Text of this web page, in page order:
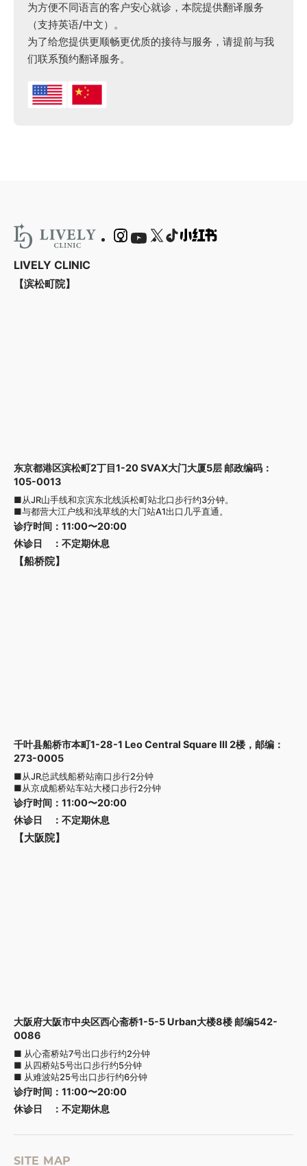
为方便不同语言的客户安心就诊，本院提供翻译服务
（支持英语/中文）。
为了给您提供更顺畅更优质的接待与服务，请提前与我
们联系预约翻译服务。
LIVELY CLINIC
【滨松町院】
东京都港区滨松町2丁目1-20 SVAX大门大厦5层 邮政编码：
105-0013
■从JR山手线和京滨东北线浜松町站北口步行约3分钟。
■与都营大江户线和浅草线的大门站A1出口几乎直通。
诊疗时间 ： 11:00〜20:00
休诊日
： 不定期休息
【船桥院】
千叶县船桥市本町1-28-1 Leo Central Square III 2楼，邮编：
273-0005
■从JR总武线船桥站南口步行2分钟
■从京成船桥站车站大楼口步行2分钟
诊疗时间 ： 11:00〜20:00
休诊日
： 不定期休息
【大阪院】
大阪府大阪市中央区西心斋桥1-5-5 Urban大楼8楼 邮编542-
0086
■ 从心斋桥站7号出口步行约2分钟
■ 从四桥站5号出口步行约5分钟
■ 从难波站25号出口步行约6分钟
诊疗时间 ： 11:00〜20:00
休诊日
： 不定期休息
SITE MAP